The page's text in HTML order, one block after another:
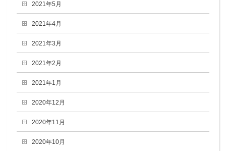
2021年5月
2021年4月
2021年3月
2021年2月
2021年1月
2020年12月
2020年11月
2020年10月